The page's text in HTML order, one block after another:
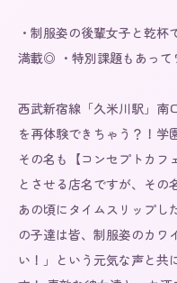
・制服姿の後輩女子と乾
満載◎ ・特別課題もあっ
西武新宿線「久米川駅」南
を再体験できちゃう？！
その名も【コンセプトカフ
とさせる店名ですが、そ
あの頃にタイムスリップ
の子達は皆、制服姿のカ
い！」という元気な声と共